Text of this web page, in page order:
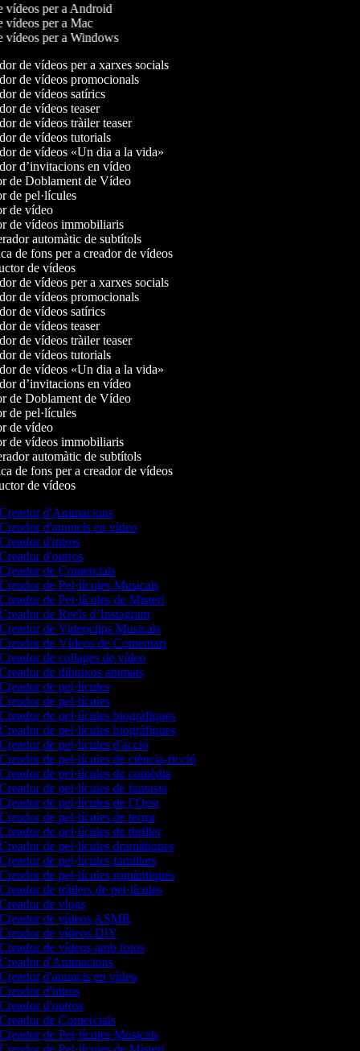
vídeos per a Android
vídeos per a Mac
vídeos per a Windows
de vídeos per a xarxes socials
de vídeos promocionals
de vídeos satírics
de vídeos teaser
de vídeos tràiler teaser
de vídeos tutorials
de vídeos «Un dia a la vida»
d’invitacions en vídeo
de Doblament de Vídeo
de pel·lícules
de vídeo
de vídeos immobiliaris
automàtic de subtítols
de fons per a creador de vídeos
de vídeos
de vídeos per a xarxes socials
de vídeos promocionals
de vídeos satírics
de vídeos teaser
de vídeos tràiler teaser
de vídeos tutorials
de vídeos «Un dia a la vida»
d’invitacions en vídeo
de Doblament de Vídeo
de pel·lícules
de vídeo
de vídeos immobiliaris
automàtic de subtítols
de fons per a creador de vídeos
de vídeos
d'Animacions
d'anuncis en vídeo
d'intros
d'outros
de Comercials
de Pel·lícules Musicals
de Pel·lícules de Misteri
de Reels d’Instagram
de Videoclips Musicals
de Vídeos de Comentari
de collages de vídeo
de dibuixos animats
de pel·lícules
de pel·lícules
de pel·lícules biogràfiques
de pel·lícules biogràfiques
de pel·lícules d'acció
de pel·lícules de ciència-ficció
de pel·lícules de comèdia
de pel·lícules de fantasia
de pel·lícules de l’Oest
de pel·lícules de terror
de pel·lícules de thriller
de pel·lícules dramàtiques
de pel·lícules familiars
de pel·lícules romàntiques
de tràilers de pel·lícules
de vlogs
de vídeos ASMR
de vídeos DIY
de vídeos amb fotos
d'Animacions
d'anuncis en vídeo
d'intros
d'outros
de Comercials
de Pel·lícules Musicals